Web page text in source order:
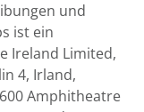
und
ist ein
Ireland Limited,
4, Irland,
Amphitheatre